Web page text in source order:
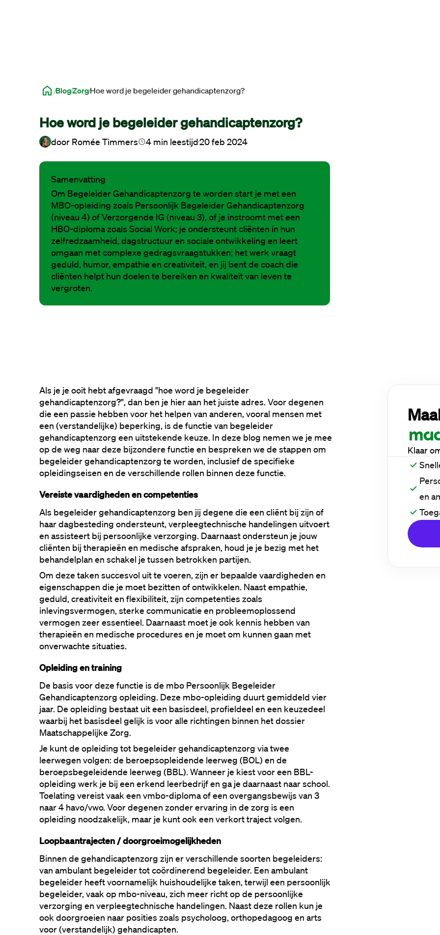
BlogZorgHoe word je begeleider gehandicaptenzorg?
Hoe word je begeleider gehandicaptenzorg?
door Romée Timmers 4 min leestijd20 feb 2024
Samenvatting
Om Begeleider Gehandicaptenzorg te worden start je met een
MBO-opleiding zoals Persoonlijk Begeleider Gehandicaptenzorg
(niveau 4) of Verzorgende IG (niveau 3), of je instroomt met een
HBO-diploma zoals Social Work; je ondersteunt cliënten in hun
zelfredzaamheid, dagstructuur en sociale ontwikkeling en leert
omgaan met complexe gedragsvraagstukken; het werk vraagt
geduld, humor, empathie en creativiteit, en jij bent de coach die
cliënten helpt hun doelen te bereiken en kwaliteit van leven te
vergroten.
Als je je ooit hebt afgevraagd "hoe word je begeleider
gehandicaptenzorg?", dan ben je hier aan het juiste adres. Voor degenen
die een passie hebben voor het helpen van anderen, vooral mensen met
een (verstandelijke) beperking, is de functie van begeleider
gehandicaptenzorg een uitstekende keuze. In deze blog nemen we je mee
op de weg naar deze bijzondere functie en bespreken we de stappen om
begeleider gehandicaptenzorg te worden, inclusief de specifieke
opleidingseisen en de verschillende rollen binnen deze functie.
Vereiste vaardigheden en competenties
Als begeleider gehandicaptenzorg ben jij degene die een cliënt bij zijn of
haar dagbesteding ondersteunt, verpleegtechnische handelingen uitvoert
en assisteert bij persoonlijke verzorging. Daarnaast ondersteun je jouw
cliënten bij therapieën en medische afspraken, houd je je bezig met het
behandelplan en schakel je tussen betrokken partijen.
Om deze taken succesvol uit te voeren, zijn er bepaalde vaardigheden en
eigenschappen die je moet bezitten of ontwikkelen. Naast empathie,
geduld, creativiteit en flexibiliteit, zijn competenties zoals
inlevingsvermogen, sterke communicatie en probleemoplossend
vermogen zeer essentieel. Daarnaast moet je ook kennis hebben van
therapieën en medische procedures en je moet om kunnen gaan met
onverwachte situaties.
Opleiding en training
De basis voor deze functie is de mbo Persoonlijk Begeleider
Gehandicaptenzorg opleiding. Deze mbo-opleiding duurt gemiddeld vier
jaar. De opleiding bestaat uit een basisdeel, profieldeel en een keuzedeel
waarbij het basisdeel gelijk is voor alle richtingen binnen het dossier
Maatschappelijke Zorg.
Je kunt de opleiding tot begeleider gehandicaptenzorg via twee
leerwegen volgen: de beroepsopleidende leerweg (BOL) en de
beroepsbegeleidende leerweg (BBL). Wanneer je kiest voor een BBL-
opleiding werk je bij een erkend leerbedrijf en ga je daarnaast naar school.
Toelating vereist vaak een vmbo-diploma of een overgangsbewijs van 3
naar 4 havo/vwo. Voor degenen zonder ervaring in de zorg is een
opleiding noodzakelijk, maar je kunt ook een verkort traject volgen.
Loopbaantrajecten / doorgroeimogelijkheden
Binnen de gehandicaptenzorg zijn er verschillende soorten begeleiders:
van ambulant begeleider tot coördinerend begeleider. Een ambulant
begeleider heeft voornamelijk huishoudelijke taken, terwijl een persoonlijk
begeleider, vaak op mbo-niveau, zich meer richt op de persoonlijke
verzorging en verpleegtechnische handelingen. Naast deze rollen kun je
ook doorgroeien naar posities zoals psycholoog, orthopedagoog en arts
voor (verstandelijk) gehandicapten.
Klaar
en